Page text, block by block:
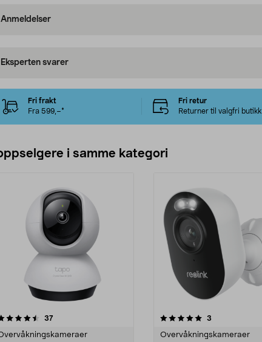
Anmeldelser
Eksperten svarer
Fri frakt
Fra 599,–*
Fri retur
Returner til valgfri butikk
i samme kategori
37anmeldelser
5.0 av 5 stjerner 3
Overvåkningskameraer
4.5 av 5 stjerner